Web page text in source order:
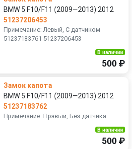
BMW 5 F10/F11 (2009—2013) 2012
51237206453
Примечание: Левый, С датчиком
51237183761 51237206453
В наличии
500 ₽
Замок капота
BMW 5 F10/F11 (2009—2013) 2012
51237183762
Примечание: Правый, Без датчика
В наличии
500 ₽